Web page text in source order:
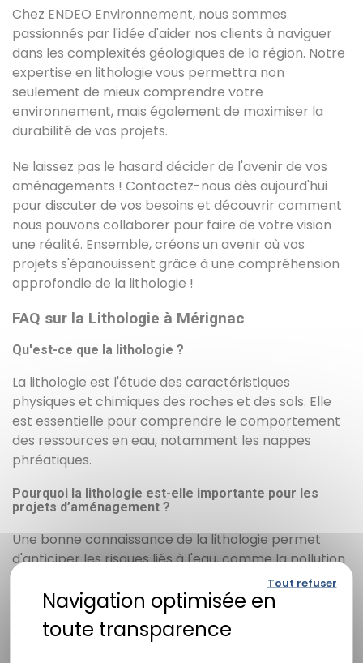
Chez ENDEO Environnement, nous sommes
passionnés par l'idée d'aider nos clients à naviguer
dans les complexités géologiques de la région. Notre
expertise en lithologie vous permettra non
seulement de mieux comprendre votre
environnement, mais également de maximiser la
durabilité de vos projets.
Ne laissez pas le hasard décider de l'avenir de vos
aménagements ! Contactez-nous dès aujourd'hui
pour discuter de vos besoins et découvrir comment
nous pouvons collaborer pour faire de votre vision
une réalité. Ensemble, créons un avenir où vos
projets s'épanouissent grâce à une compréhension
approfondie de la lithologie !
FAQ sur la Lithologie à Mérignac
Qu'est-ce que la lithologie ?
La lithologie est l'étude des caractéristiques
physiques et chimiques des roches et des sols. Elle
est essentielle pour comprendre le comportement
des ressources en eau, notamment les nappes
phréatiques.
Pourquoi la lithologie est-elle importante pour les
projets d’aménagement ?
Une bonne connaissance de la lithologie permet
d'anticiper les risques liés à l'eau, comme la pollution
ou l'érosion, et assure que les projets s'appuient sur
des fondations solides et durables.
Quels types de formations géologiques trouve-t-on à
Tout refuser